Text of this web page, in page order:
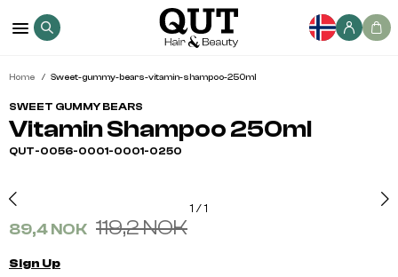
Home Sweet-gummy-bears-vitamin-shampoo-250ml
SWEET GUMMY BEARS
Vitamin Shampoo 250ml
QUT-0056-0001-0001-0250
1 /1
89,4 NOK 119,2 NOK
Sign Up